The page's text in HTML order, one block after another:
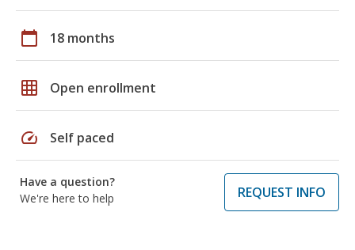
calendar_today 18 months
grid_on Open enrollment
speed Self paced
Have a question?
We're here to help
REQUEST INFO